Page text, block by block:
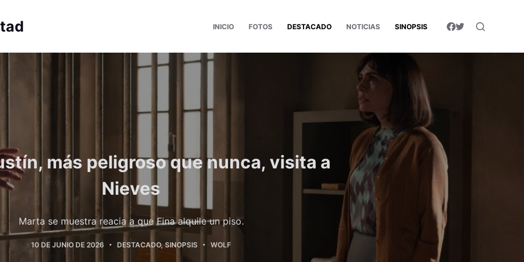
INICIO FOTOS DESTACADO NOTICIAS SINOPSIS
más peligroso que nunca, visita a
Nieves
Marta se muestra reacia a que Fina alquile un piso.
10 DE JUNIO DE 2026 DESTACADO,SINOPSIS WOLF